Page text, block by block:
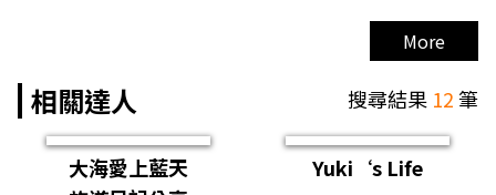
More
相關達人 搜尋結果 12筆
大海愛上藍天
Yuki‘s Life